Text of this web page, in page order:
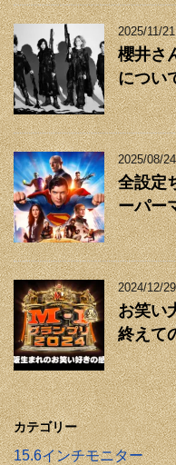
2025/11/21
櫻井さ
につい
2025/08/24
全設定
ーパー
2024/12/29
お笑い
終えて
カテゴリー
15.6インチモニター